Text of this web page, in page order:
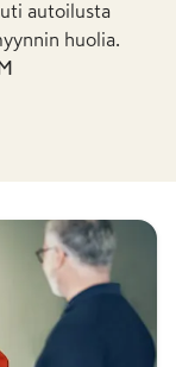
autoilusta
huolia.
M
1 303,57 €